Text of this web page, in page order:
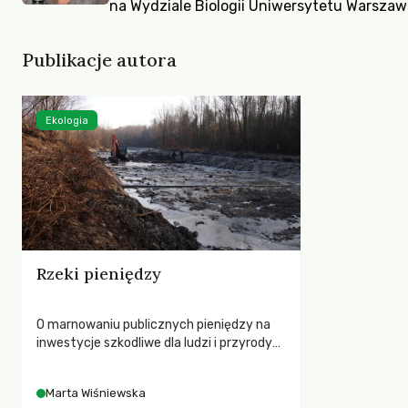
na Wydziale Biologii Uniwersytetu
Publikacje autora
Rzeki pieniędzy
O marnowaniu publicznych pieniędzy na
inwestycje szkodliwe dla ludzi i przyrody
Marta Wiśniewska
Ekologia